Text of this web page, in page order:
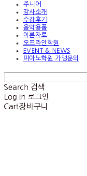
주니어
강사소개
수강후기
음악용품
이론자료
오프라인학원
EVENT & NEWS
피아노학원 가맹문의
Search 검색
Log In 로그인
Cart장바구니